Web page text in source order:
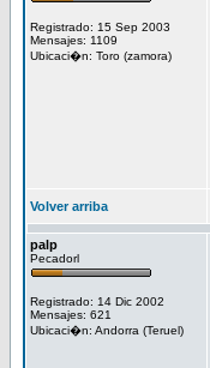
Registrado: 15 Sep 2003
Mensajes: 1109
Ubicaci�n: Toro (zamora)
Volver arriba
palp
Pecadorl
Registrado: 14 Dic 2002
Mensajes: 621
Ubicaci�n: Andorra (Teruel)